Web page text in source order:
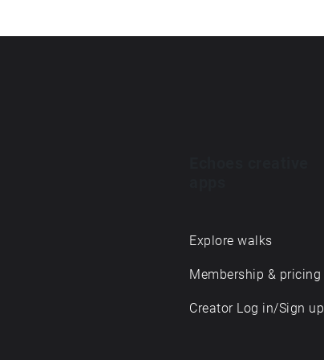
Explore walks
Membership & pricing
Creator Log in/Sign up